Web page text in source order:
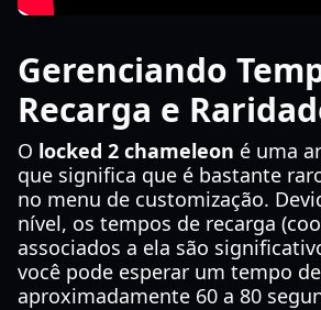
Gerenciando
Recarga e
O locked 2 chameleon é uma
que significa que é bastante
no menu de customização.
nível, os tempos de recarga
associados a ela são
você pode esperar um tempo
aproximadamente 60 a 80